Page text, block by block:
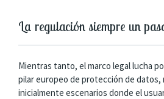
La regulación siempre un
Mientras tanto, el marco legal lucha
pilar europeo de protección de datos,
inicialmente escenarios donde el